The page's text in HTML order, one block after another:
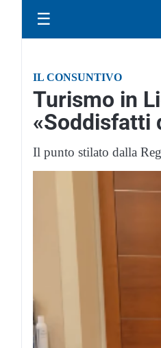
☰
IL CONSUNTIVO
Turismo in
«Soddisfatti
Il punto stilato dalla